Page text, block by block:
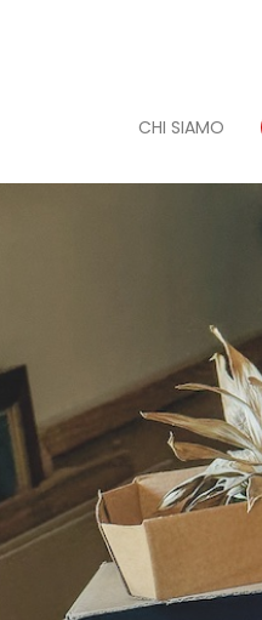
CHI SIAMO